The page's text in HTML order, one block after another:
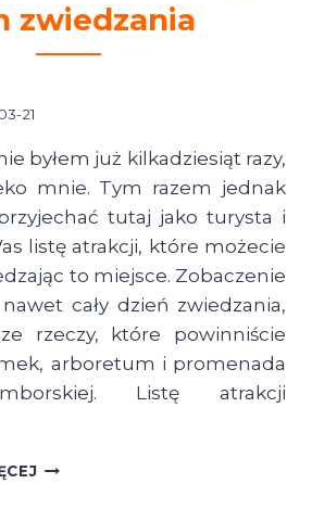
zwiedzania
21
byłem już kilkadziesiąt razy,
mnie. Tym razem jednak
tutaj jako turysta i
listę atrakcji, które możecie
to miejsce. Zobaczenie
cały dzień zwiedzania,
rzeczy, które powinniście
arboretum i promenada
Listę atrakcji
KÓRNIK